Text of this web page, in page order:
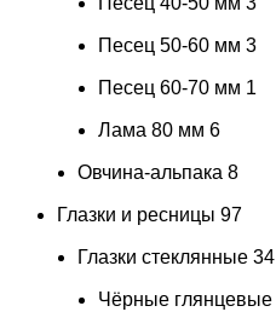
Песец 50-60 мм 3
Песец 60-70 мм 1
Лама 80 мм 6
Овчина-альпака 8
Глазки и ресницы 97
Глазки стеклянные 34
Чёрные глянцевые